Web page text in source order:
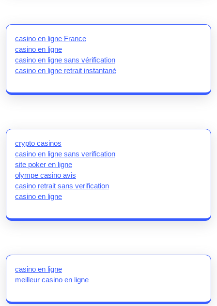
casino en ligne France
casino en ligne
casino en ligne sans vérification
casino en ligne retrait instantané
crypto casinos
casino en ligne sans verification
site poker en ligne
olympe casino avis
casino retrait sans verification
casino en ligne
casino en ligne
meilleur casino en ligne